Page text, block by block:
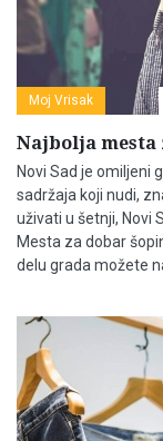
Moj Vrisak
Najbolja mesta
Novi Sad je omiljeni
sadržaja koji nudi,
uživati u šetnji, Novi
Mesta za dobar
delu grada možete